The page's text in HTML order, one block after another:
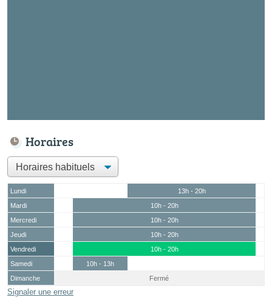
Horaires
Lundi
13h - 20h
Mardi
10h - 20h
Mercredi
10h - 20h
Jeudi
10h - 20h
Vendredi
10h - 20h
Samedi
10h - 13h
Dimanche
Fermé
Signaler une erreur